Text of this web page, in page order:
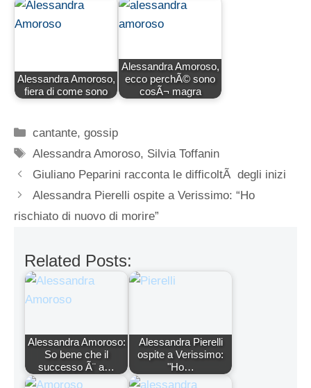
Alessandra Amoroso,
fiera di come sono
Alessandra Amoroso,
ecco perchÃ© sono
cosÃ¬ magra
Categorie
cantante,gossip
Tag
Alessandra Amoroso, Silvia Toffanin
Giuliano Peparini racconta le difficoltÃ degli inizi
Alessandra Pierelli ospite a Verissimo: “Ho
rischiato di nuovo di morire”
Related Posts:
Alessandra Amoroso:
So bene che il
successo Ã¨ a…
Alessandra Pierelli
ospite a Verissimo:
"Ho…